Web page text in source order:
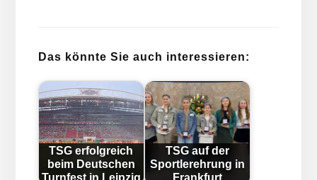
Das könnte Sie auch interessieren:
TSG erfolgreich
beim Deutschen
TSG auf der
Sportlerehrung in